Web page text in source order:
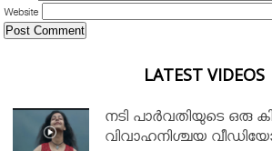
Website
LATEST VIDEOS
നടി പാർവതിയുടെ ഒരു
വിവാഹനിശ്ചയ